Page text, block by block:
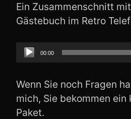
Ein Zusammenschnitt
Gästebuch im Retro
Audio-
Player
00:00
Wenn Sie noch Fragen
mich, Sie bekommen ein
Paket.